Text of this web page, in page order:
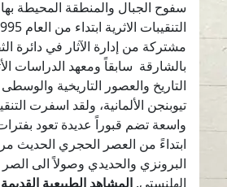
سفوح الجبال والمنطقة المحيطة
مشتركة من إدارة الآثار في دائرة
بالشارقة سابقاً ومعهد الدراسات
التاريخ والعصور التاريخية
تيوبنجن الألمانية، ولقد اسفرت
واسعة تضم قبوراً عديدة تعود
ابتداءً من العصر الحجري الحديث
البرونزي والحديدي وصولاً الى الصر
الهلنستي. المشاهد الطبيعية القديمة